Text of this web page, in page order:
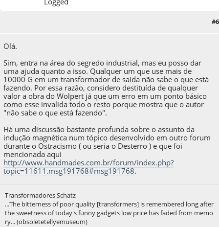
: 04 de April de 2020, as 18:35:06 by A.Sim#6
Olá.
Sim, entra na área do segredo industrial, mas eu posso dar
uma ajuda quanto a isso. Qualquer um que use mais de
10000 G em um transformador de saída não sabe o que está
fazendo. Por essa razão, considero destituída de qualquer
valor a obra do Wolpert já que um erro em um ponto básico
como esse invalida todo o resto porque mostra que o autor
"não sabe o que está fazendo".
Há uma discussão bastante profunda sobre o assunto da
indução magnética num tópico desenvolvido em outro forum
durante o Ostracismo ( ou seria o Desterro ) e que foi
mencionada aqui
http://www.handmades.com.br/forum/index.php?
topic=11611.msg191768#msg191768.
Transformadores Schatz
...The bitterness of poor quality [transformers] is remembered long after
the sweetness of today's funny gadgets low price has faded from memo
ry... (obsoletetellyemuseum)